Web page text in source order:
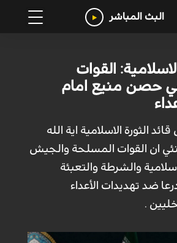
البث المباشر
القوات
حصن منيع امام
قائد الثورة الاسلامية اية الله
ان القوات المسلحة والجيش
والشرطة والتعبئة
ضد تهديدات الأعداء
.